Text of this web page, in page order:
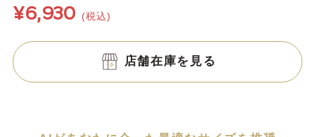
¥6,930 (税込)
店舗在庫を見る